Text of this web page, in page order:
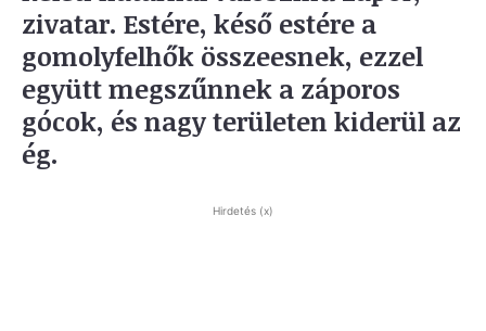
zivatar. Estére, késő estére a
gomolyfelhők összeesnek, ezzel
együtt megszűnnek a záporos
gócok, és nagy területen kiderül az
ég.
Hirdetés (x)